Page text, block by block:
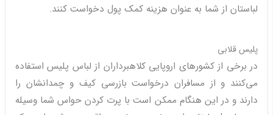
لباستان از شما به عنوان هزینه کمک پول دخواست کنند.
پلیس قلابی
در برخی از کشورهای اروپایی کلاهبرداران از لباس پلیس استفاده
می‌کنند و از مسافران درخواست بازرسی کیف و چمدانشان را
دارند و در این هنگام ممکن است با پرت کردن حواس شما وسیله